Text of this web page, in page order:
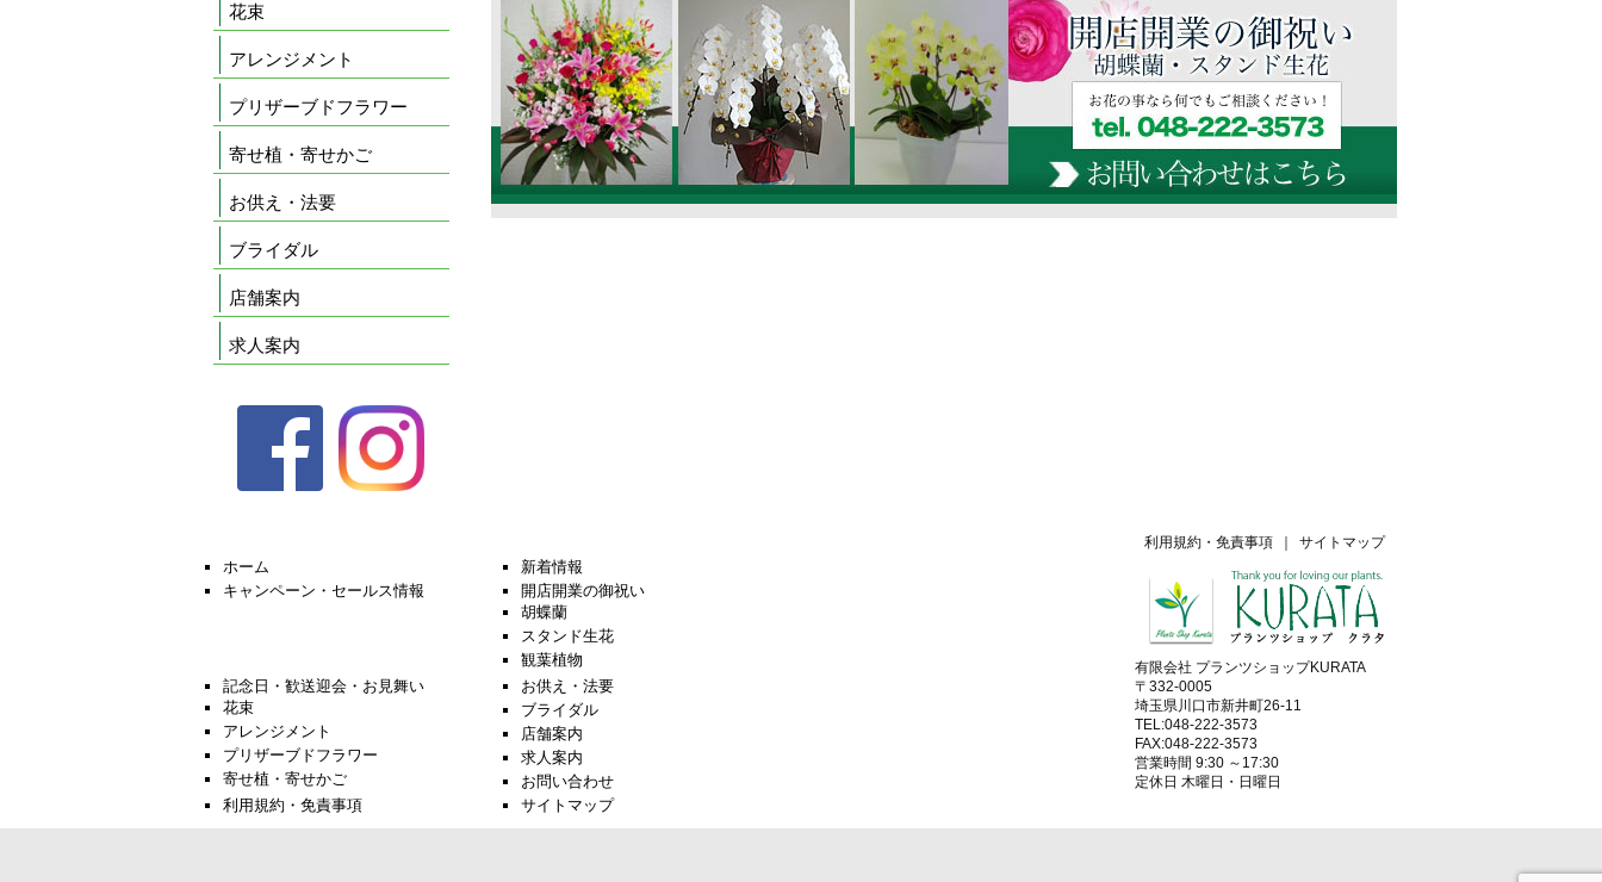
花束
アレンジメント
プリザーブドフラワー
寄せ植・寄せかご
お供え・法要
ブライダル
店舗案内
求人案内
ホーム
新着情報
キャンペーン・セールス情報
開店開業の御祝い
胡蝶蘭
スタンド生花
観葉植物
記念日・歓送迎会・お見舞い
花束
アレンジメント
プリザーブドフラワー
寄せ植・寄せかご
お供え・法要
ブライダル
店舗案内
求人案内
お問い合わせ
利用規約・免責事項
サイトマップ
サイトマップ
利用規約・免責事項
有限会社 プランツショップKURATA
〒332-0005
埼玉県川口市新井町26-11
TEL:048-222-3573
FAX:048-222-3573
営業時間 9:30 ～17:30
定休日 木曜日・日曜日